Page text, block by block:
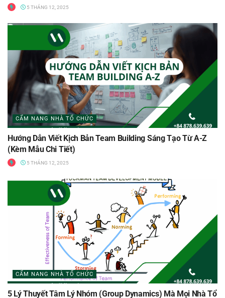
5 THÁNG 12, 2025
CẨM NANG NHÀ TỔ CHỨC
Hướng Dẫn Viết Kịch Bản Team Building Sáng Tạo Từ A-Z
(Kèm Mẫu Chi Tiết)
5 THÁNG 12, 2025
CẨM NANG NHÀ TỔ CHỨC
5 Lý Thuyết Tâm Lý Nhóm (Group Dynamics) Mà Mọi Nhà Tổ